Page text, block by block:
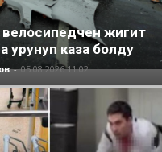
жигит
урунуп каза болду
- 05.08.2026 11:02